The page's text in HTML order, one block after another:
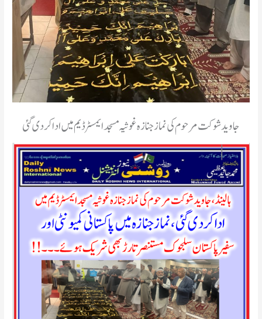
جاوید شوکت مرحوم کی نماز جنازہ غوثیہ مسجد ایمسٹرڈیم میں ادا کردی گئی